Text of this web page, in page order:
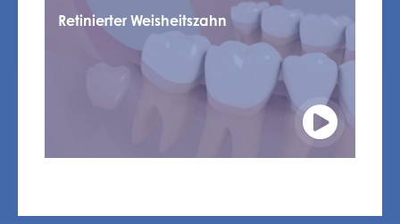
Retinierter Weisheitszahn